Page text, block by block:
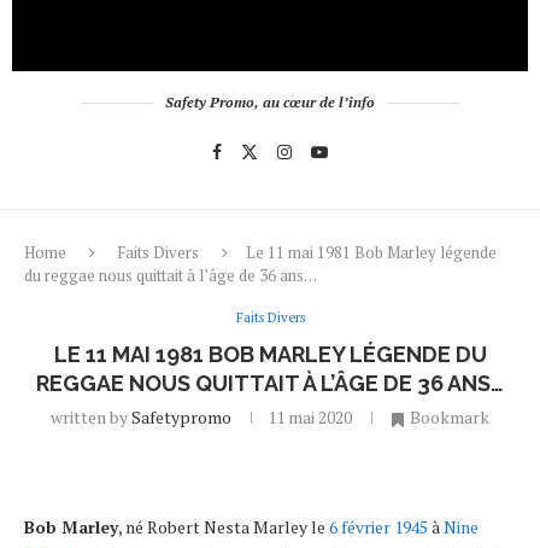
Safety Promo, au cœur de l’info
Home Faits Divers
Le 11 mai 1981 Bob Marley légende
du reggae nous quittait à l’âge de 36 ans…
Faits Divers
LE 11 MAI 1981 BOB MARLEY LÉGENDE DU
REGGAE NOUS QUITTAIT À L’ÂGE DE 36 ANS…
written bySafetypromo 11 mai 2020 Bookmark
Bob Marley, né Robert Nesta Marley le 6février 1945 àNine